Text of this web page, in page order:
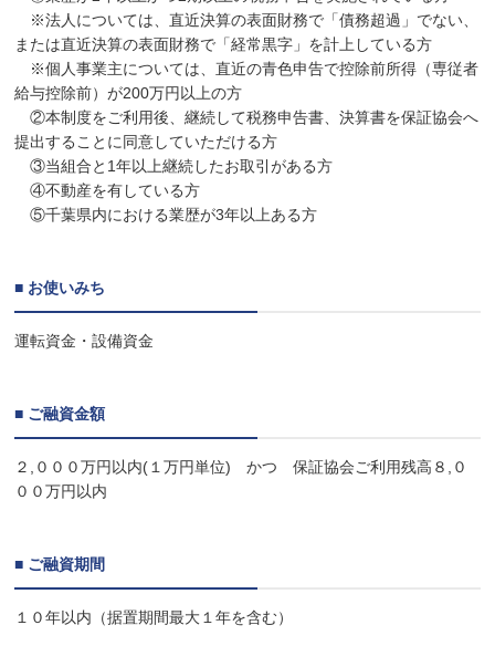
※法人については、直近決算の表面財務で「債務超過」でない、
または直近決算の表面財務で「経常黒字」を計上している方
※個人事業主については、直近の青色申告で控除前所得（専従者
給与控除前）が200万円以上の方
②本制度をご利用後、継続して税務申告書、決算書を保証協会へ
提出することに同意していただける方
③当組合と1年以上継続したお取引がある方
④不動産を有している方
⑤千葉県内における業歴が3年以上ある方
■ お使いみち
運転資金・設備資金
■ ご融資金額
２,０００万円以内(１万円単位) かつ 保証協会ご利用残高８,０
００万円以内
■ ご融資期間
１０年以内（据置期間最大１年を含む）